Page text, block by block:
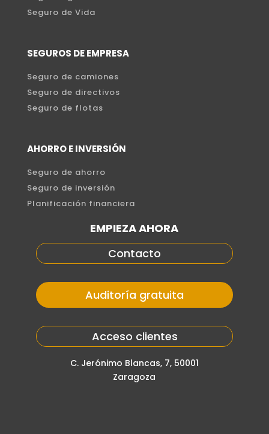
Seguro de Vida
SEGUROS DE EMPRESA
Seguro de camiones
Seguro de directivos
Seguro de flotas
AHORRO E INVERSIÓN
Seguro de ahorro
Seguro de inversión
Planificación financiera
EMPIEZA AHORA
Contacto
Auditoría gratuita
Acceso clientes
C. Jerónimo Blancas, 7, 50001
Zaragoza